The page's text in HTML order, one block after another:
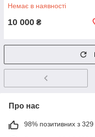
Немає в наявності
10 000 ₴
Про нас
98% позитивних з 329